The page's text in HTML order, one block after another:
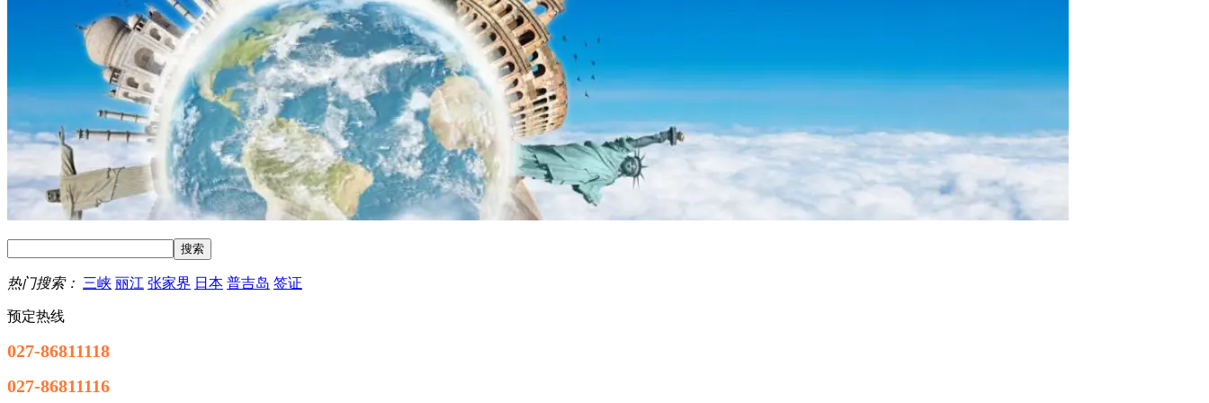
热门搜索： 三峡 丽江 张家界 日本 普吉岛 签证
预定热线
027-86811118
027-86811116